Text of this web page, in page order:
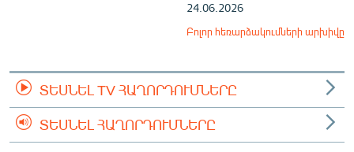
24.06.2026
Բոլոր հեռարձակումների արխիվը
ՏԵՍՆԵԼ TV ՀԱՂՈՐԴՈՒՄՆԵՐԸ
ՏԵՍՆԵԼ ՀԱՂՈՐԴՈՒՄՆԵՐԸ